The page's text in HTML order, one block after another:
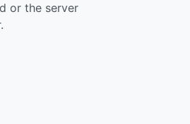
or the server